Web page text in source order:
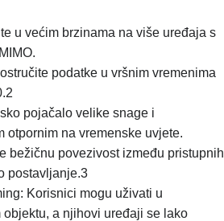
u većim brzinama na više uređaja s
podatke u vršnim vremenima
pojačalo velike snage i
otpornim na vremenske uvjete.
bežičnu povezivost između pristupnih
postavljanje.3
Korisnici mogu uživati ​​u
a njihovi uređaji se lako